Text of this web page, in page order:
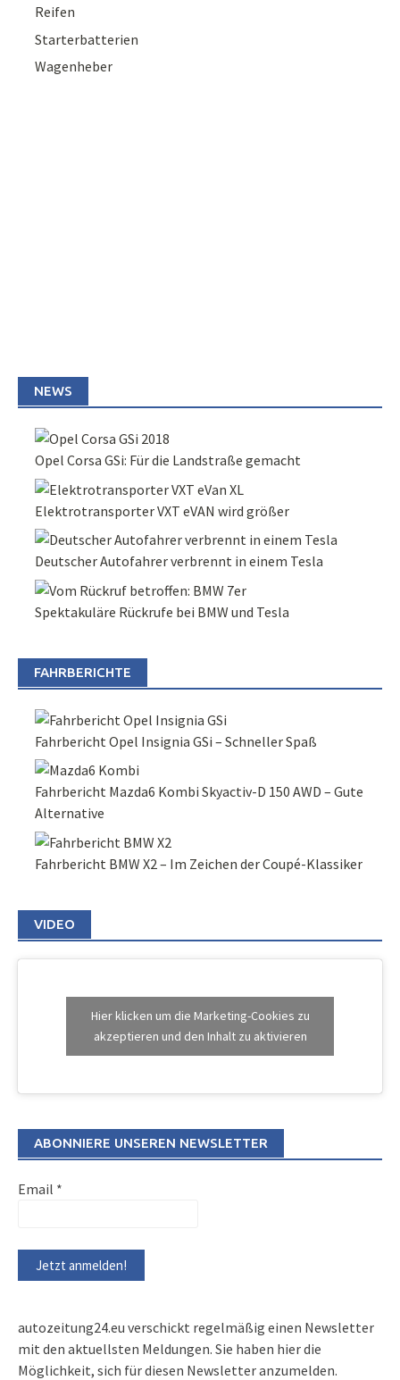
Reifen
Starterbatterien
Wagenheber
NEWS
Opel Corsa GSi: Für die Landstraße gemacht
Elektrotransporter VXT eVAN wird größer
Deutscher Autofahrer verbrennt in einem Tesla
Spektakuläre Rückrufe bei BMW und Tesla
FAHRBERICHTE
Fahrbericht Opel Insignia GSi – Schneller Spaß
Fahrbericht Mazda6 Kombi Skyactiv-D 150 AWD – Gute
Alternative
Fahrbericht BMW X2 – Im Zeichen der Coupé-Klassiker
VIDEO
Hier klicken um die Marketing-Cookies zu
akzeptieren und den Inhalt zu aktivieren
ABONNIERE UNSEREN NEWSLETTER
Email *
autozeitung24.eu verschickt regelmäßig einen Newsletter
mit den aktuellsten Meldungen. Sie haben hier die
Möglichkeit, sich für diesen Newsletter anzumelden.